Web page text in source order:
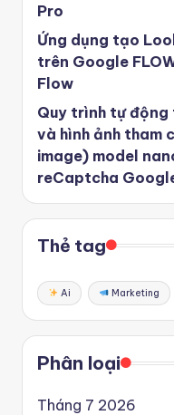
Pro
Ứng dụng tạo
trên Google
Flow
Quy trình tự động
và hình ảnh tham
image) model
reCaptcha
Thẻ tag
Ai Marketing
Phân loại
Tháng 7 2026